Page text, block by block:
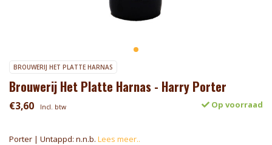
BROUWERIJ HET PLATTE HARNAS
Brouwerij Het Platte Harnas - Harry Porter
€3,60 Incl. btw Op voorraad
Porter | Untappd: n.n.b. Lees meer..